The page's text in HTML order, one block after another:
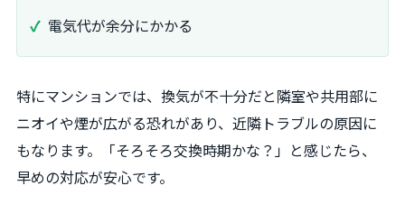
電気代が余分にかかる
特にマンションでは、換気が不十分だと隣室や共用部に
ニオイや煙が広がる恐れがあり、近隣トラブルの原因に
もなります。「そろそろ交換時期かな？」と感じたら、
早めの対応が安心です。